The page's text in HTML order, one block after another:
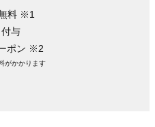
料 ※1
与
ポン ※2
がかかります